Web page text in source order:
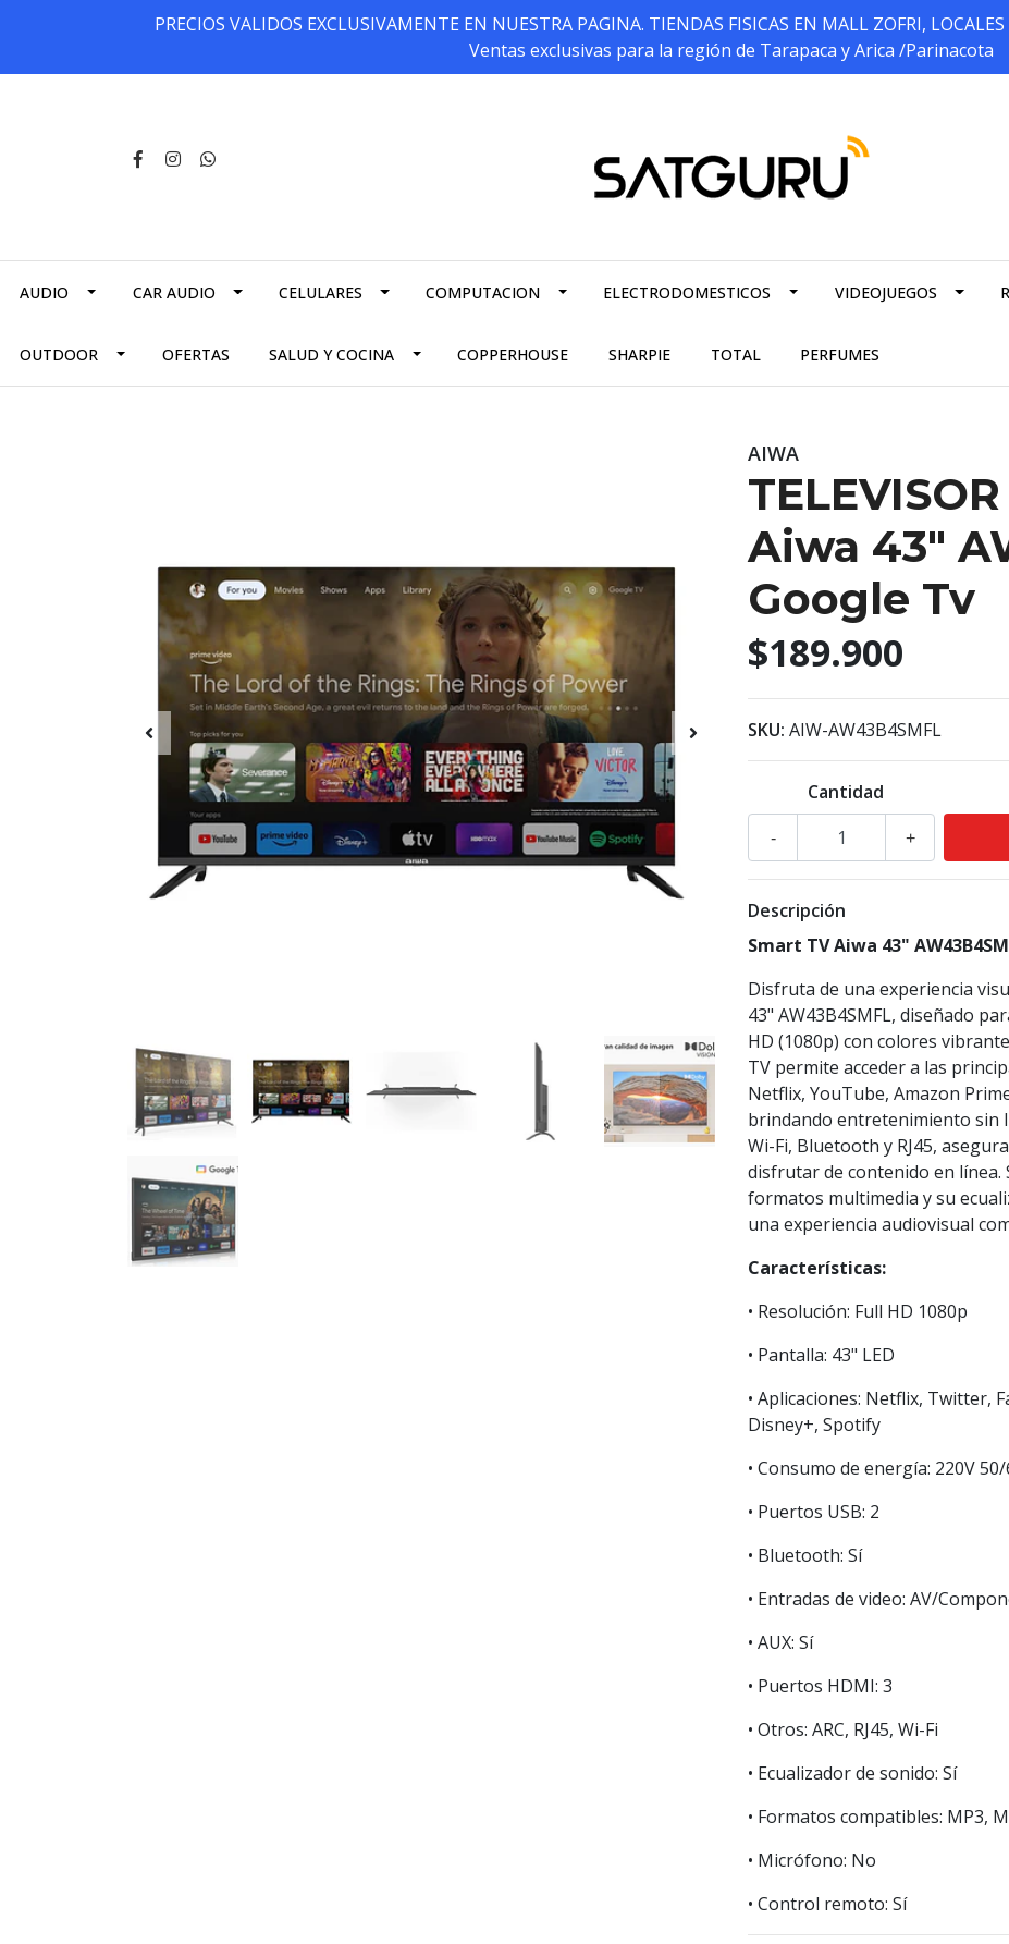
PRECIOS VALIDOS EXCLUSIVAMENTE EN NUESTRA PAGINA. TIENDAS FISICAS EN MALL ZOFRI,
Ventas exclusivas para la región de Tarapaca y Arica /Parinacota
AUDIO CAR AUDIO CELULARES COMPUTACION ELECTRODOMESTICOS VIDEOJUEGOS
OUTDOOR OFERTAS SALUD Y COCINA COPPERHOUSE SHARPIE TOTAL PERFUMES
AIWA
Aiwa 43"
Google Tv
$189.900
SKU: AIW-AW43B4SMFL
Cantidad
+
-
Descripción
Smart TV Aiwa 43"
Disfruta de una experiencia
43" AW43B4SMFL, diseñado
HD (1080p) con colores
TV permite acceder a las
Netflix, YouTube, Amazon
brindando entretenimiento sin
Wi-Fi, Bluetooth y RJ45,
disfrutar de contenido en
formatos multimedia y su
una experiencia audiovisual
Características:
• Resolución: Full HD 1080p
• Pantalla: 43" LED
• Aplicaciones: Netflix, Twitter,
Disney+, Spotify
• Consumo de energía: 220V
• Puertos USB: 2
• Bluetooth: Sí
• Entradas de video: AV/
• AUX: Sí
• Puertos HDMI: 3
• Otros: ARC, RJ45, Wi-Fi
• Ecualizador de sonido: Sí
• Formatos compatibles: MP3,
• Micrófono: No
• Control remoto: Sí